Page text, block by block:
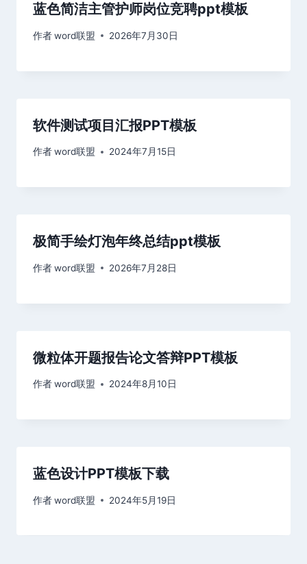
蓝色简洁主管护师岗位竞聘ppt模板
作者word联盟 2026年7月30日
软件测试项目汇报PPT模板
作者word联盟 2024年7月15日
极简手绘灯泡年终总结ppt模板
作者word联盟 2026年7月28日
微粒体开题报告论文答辩PPT模板
作者word联盟 2024年8月10日
蓝色设计PPT模板下载
作者word联盟 2024年5月19日